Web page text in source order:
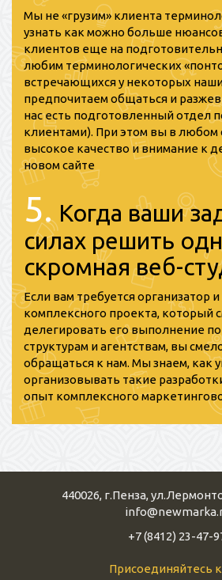
Мы не «грузим» клиента
узнать как можно больше
клиентов еще на
любим терминологических
встречающихся у некоторых
предпочитаем общаться и
нас есть подготовленный отдел
клиентами). При этом вы в любом
высокое качество и внимание к
новом сайте
5. Когда ваши
силах решить
скромная веб-
Если вам требуется организатор
комплексного проекта, который
делегировать его выполнение
структурам и агентствам, вы
обращаться к нам. Мы знаем, как
организовывать такие
опыт комплексного
440026, г.Пенза,
+7 (8412) 23-47-
Присоединяйтесь